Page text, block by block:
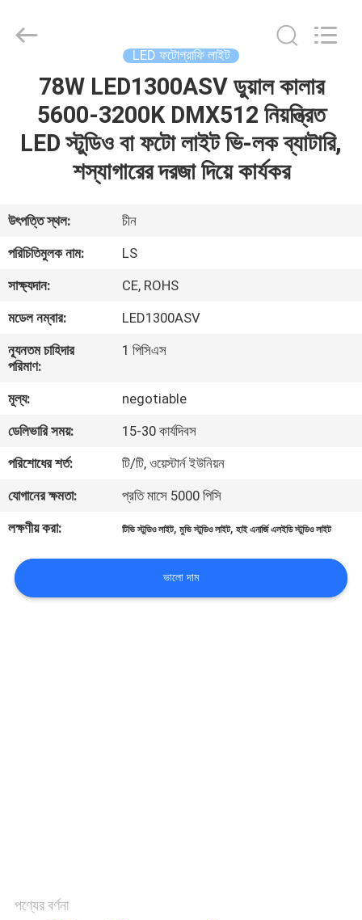
পণ্য
আমাদের
কারখানা
ভ্রমণ
মান
নিয়ন্ত্রণ
আমাদের
সাথে
যোগাযোগ
করুন
Television
Equipment
LED ফটোগ্রাফি লাইট
78W LED1300ASV ডুয়াল কালার
5600-3200K DMX512 নিয়ন্ত্রিত
LED স্টুডিও বা ফটো লাইট ভি-লক ব্যাটারি,
শস্যাগারের দরজা দিয়ে কার্যকর
উৎপত্তি স্থল:
চীন
পরিচিতিমুলক নাম:
LS
সাক্ষ্যদান:
CE, ROHS
মডেল নম্বার:
LED1300ASV
ন্যূনতম চাহিদার
পরিমাণ:
1 পিসিএস
মূল্য:
negotiable
ডেলিভারি সময়:
15-30 কার্যদিবস
পরিশোধের শর্ত:
টি/টি, ওয়েস্টার্ন ইউনিয়ন
যোগানের ক্ষমতা:
প্রতি মাসে 5000 পিসি
লক্ষণীয় করা:
টিভি স্টুডিও লাইট,মুভি স্টুডিও লাইট,হাই এনার্জি এলইডি স্টুডিও লাইট
ভালো দাম
পণ্যের বর্ণনা